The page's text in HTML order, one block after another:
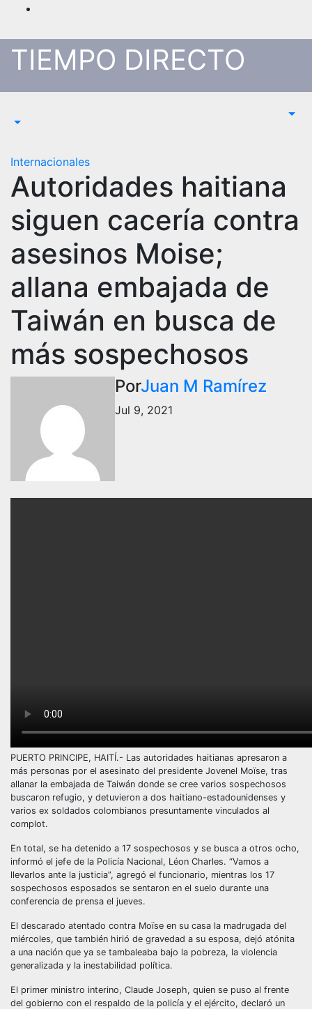
Saltar
contenido
TIEMPO DIRECTO
Internacionales
Autoridades haitiana
siguen cacería contra
asesinos Moise;
allana embajada de
Taiwán en busca de
más sospechosos
PorJuan M Ramírez
Jul 9, 2021
PUERTO PRINCIPE, HAITÍ.- Las autoridades haitianas apresaron a
más personas por el asesinato del presidente Jovenel Moïse, tras
allanar la embajada de Taiwán donde se cree varios sospechosos
buscaron refugio, y detuvieron a dos haitiano-estadounidenses y
varios ex soldados colombianos presuntamente vinculados al
complot.
En total, se ha detenido a 17 sospechosos y se busca a otros ocho,
informó el jefe de la Policía Nacional, Léon Charles. “Vamos a
llevarlos ante la justicia”, agregó el funcionario, mientras los 17
sospechosos esposados se sentaron en el suelo durante una
conferencia de prensa el jueves.
El descarado atentado contra Moïse en su casa la madrugada del
miércoles, que también hirió de gravedad a su esposa, dejó atónita
a una nación que ya se tambaleaba bajo la pobreza, la violencia
generalizada y la inestabilidad política.
El primer ministro interino, Claude Joseph, quien se puso al frente
del gobierno con el respaldo de la policía y el ejército, declaró un